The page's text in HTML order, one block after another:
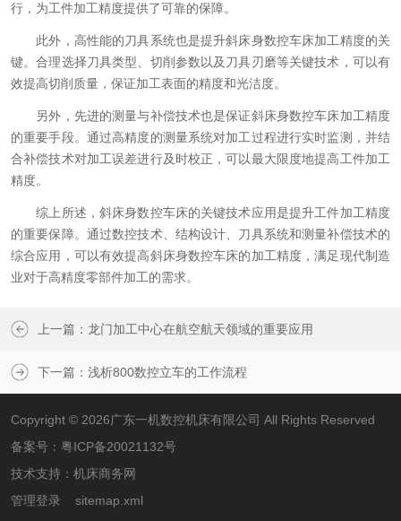
行，为工件加工精度提供了可靠的保障。
此外，高性能的刀具系统也是提升斜床身数控车床加工精度的关
键。合理选择刀具类型、切削参数以及刀具刃磨等关键技术，可以有
效提高切削质量，保证加工表面的精度和光洁度。
另外，先进的测量与补偿技术也是保证斜床身数控车床加工精度
的重要手段。通过高精度的测量系统对加工过程进行实时监测，并结
合补偿技术对加工误差进行及时校正，可以最大限度地提高工件加工
精度。
综上所述，斜床身数控车床的关键技术应用是提升工件加工精度
的重要保障。通过数控技术、结构设计、刀具系统和测量补偿技术的
综合应用，可以有效提高斜床身数控车床的加工精度，满足现代制造
业对于高精度零部件加工的需求。
上一篇： 龙门加工中心在航空航天领域的重要应用
下一篇： 浅析800数控立车的工作流程
Copyright © 2026广东一机数控机床有限公司 All Rights Reserved
备案号： 粤ICP备20021132号
技术支持： 机床商务网
管理登录
sitemap.xml